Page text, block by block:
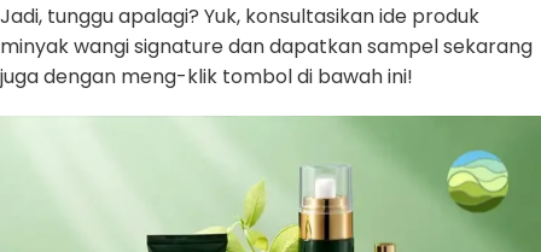
Jadi, tunggu apalagi? Yuk, konsultasikan ide produk
minyak wangi signature dan dapatkan sampel sekarang
juga dengan meng-klik tombol di bawah ini!